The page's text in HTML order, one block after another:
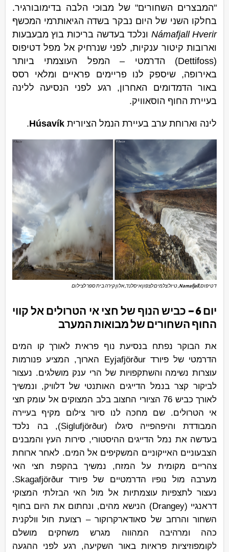
"המבצרים השחורים" של מבוכי הלבה בדימובורגיר.
בחלקו השני של היום נבקר בשדה הגיאותרמי המכשף
Námafjall Hverir ונלכד בעדשה בריכות בוץ מבעבעות
וארובות קיטור ענקיות, לפני שנרחיק אל מפל דטיפוס
(Dettifoss) הדרמטי – המפל העוצמתי ביותר
באירופה, שיספק לנו פריימים פראיים ומלאי רסס
באור הדמדומים האחרון, רגע לפני הנסיעה ללינה
בעיירת החוף הוסאוויק.
לינה וארוחת ערב בעיירת הנמל הציורית Húsavík
.
דטיפוס, Namafjall, טיול צלמים לצפון איסלנד, אלון קירה בית ספר לצילום
יום 6 – כביש הנוף של חצי אי הטרולים אל קווי
החוף השחורים של מבואות המערב
את הבוקר נפתח בנסיעת נוף פראית לאורך קו המים
הדרמטי של פיורד Eyjafjörður הארוך, המציע פנורמות
עוצרות נשימה והשתקפויות של הרי ענק מושלגים. נעצור
לביקור קצר בנמל הדייגים האותנטי של דלוויק, ונמשיך
לאורך כביש 76 הציורי החצוב בלב המצוקים אל עומק חצי
אי הטרולים. שם מחכה לנו סיור צילום מקיף בעיירה
המבודדת והיפהפייה סיגלו (Siglufjörður), בה נלכד
בעדשה את נמל הדייגים ההיסטורי, סירות העץ והמבנים
הצבעוניים האייקוניים המשקיפים אל המים. לאחר ארוחת
צהריים מקומית על המזח, נמשיך בהקפת חצי האי
מערבה מול נופיו הדרמטיים של פיורד Skagafjörður.
נעצור לתצפיות עוצמתיות אל מול האי הבזלתי המצוקי
דראנגיי (Drangey) הנישא מהים, ונחתום את היום בחוף
השחור והרחב של סאודארקרוקור – רצועת חול וולקנית
כהה ומרהיבה המהווה מגרש משחקים מושלם
לקומפוזיציות פראיות באור השקיעה, רגע לפני ההגעה